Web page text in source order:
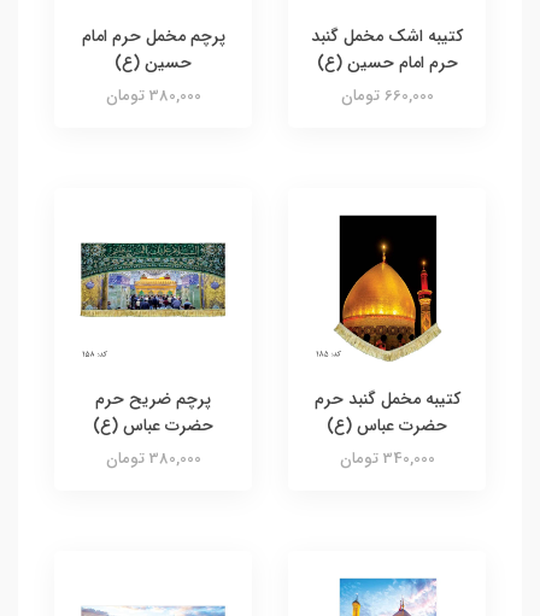
کتیبه اشک مخمل گنبد
حرم امام حسین (ع)
660,000 تومان
پرچم مخمل حرم امام
حسین (ع)
380,000 تومان
کتیبه مخمل گنبد حرم
حضرت عباس (ع)
340,000 تومان
پرچم ضریح حرم
حضرت عباس (ع)
380,000 تومان